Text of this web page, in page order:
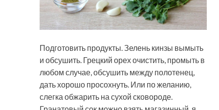
Подготовить продукты. Зелень кинзы вымыть
и обсушить. Грецкий орех очистить, промыть в
любом случае, обсушить между полотенец,
дать хорошо просохнуть. Или по желанию,
слегка обжарить на сухой сковороде.